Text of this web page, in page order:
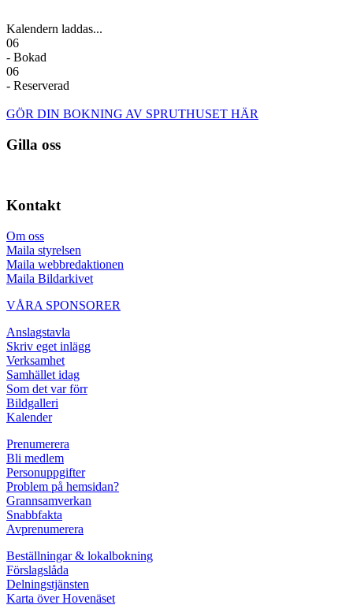
Kalendern laddas...
06
- Bokad
06
- Reserverad
GÖR DIN BOKNING AV SPRUTHUSET HÄR
Gilla oss
Kontakt
Om oss
Maila styrelsen
Maila webbredaktionen
Maila Bildarkivet
VÅRA SPONSORER
Anslagstavla
Skriv eget inlägg
Verksamhet
Samhället idag
Som det var förr
Bildgalleri
Kalender
Prenumerera
Bli medlem
Personuppgifter
Problem på hemsidan?
Grannsamverkan
Snabbfakta
Avprenumerera
Beställningar & lokalbokning
Förslagslåda
Delningstjänsten
Karta över Hovenäset